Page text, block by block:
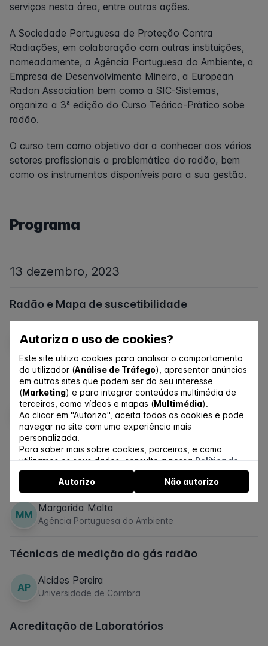
Autoriza o uso de cookies?
Este site utiliza cookies para analisar o comportamento
do utilizador (Análise de Tráfego), apresentar anúncios
em outros sites que podem ser do seu interesse
(Marketing) e para integrar conteúdos multimédia de
terceiros, como vídeos e mapas (Multimédia).
Ao clicar em "Autorizo", aceita todos os cookies e pode
navegar no site com uma experiência mais
personalizada.
Para saber mais sobre cookies, parceiros, e como
utilizamos os seus dados, consulte a nossaPolítica de
Cookies.
Pode gerir a autorização a partir do link no rodapé do
website.
Autorizo Não autorizo
serviços nesta área, entre outras ações.
A Sociedade Portuguesa de Proteção Contra
Radiações, em colaboração com outras instituições,
nomeadamente, a Agência Portuguesa do Ambiente, a
Empresa de Desenvolvimento Mineiro, a European
Radon Association bem como a SIC-Sistemas,
organiza a 3ª edição do Curso Teórico-Prático sobe
radão.
O curso tem como objetivo dar a conhecer aos vários
setores profissionais a problemática do radão, bem
como os instrumentos disponíveis para a sua gestão.
Programa
13 dezembro, 2023
Radão e Mapa de suscetibilidade
AP Universidade de Coimbra
Efeitos da exposição ao radão na saúde
CA
Catarina Antunes
Agência Portuguesa do Ambiente
Coffee-break
Plano Nacional para o Radão
MM
Margarida Malta
Agência Portuguesa do Ambiente
Técnicas de medição do gás radão
AP
Alcides Pereira
Universidade de Coimbra
Acreditação de Laboratórios